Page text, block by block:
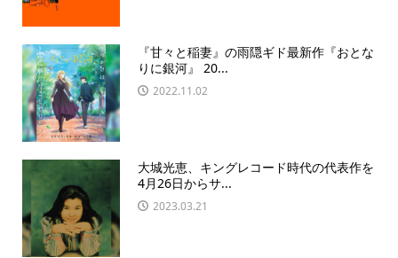
『甘々と稲妻』の雨隠ギド最新作『おとな
りに銀河』 20...
2022.11.02
大城光恵、キングレコード時代の代表作を
4月26日からサ...
2023.03.21